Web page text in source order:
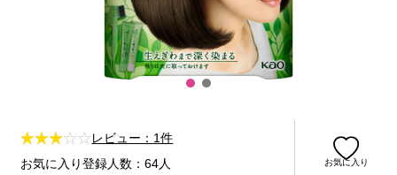
レビュー：1件
お気に入り登録人数：64人
お気に入り